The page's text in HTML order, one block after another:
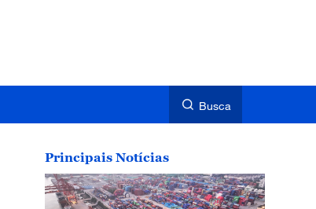
Busca
Principais Notícias